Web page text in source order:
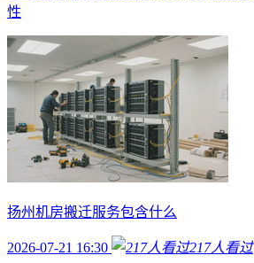
性
扬州机房搬迁服务包含什么
2026-07-21 16:30 217人看过